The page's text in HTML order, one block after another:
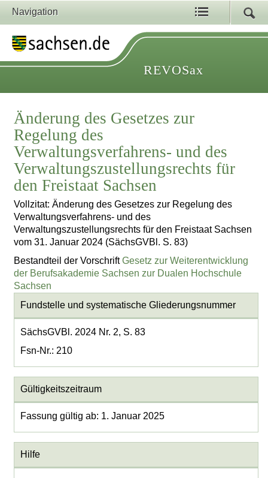
Navigation
REVOSax
Änderung des Gesetzes zur
Regelung des
Verwaltungsverfahrens- und des
Verwaltungszustellungsrechts für
den Freistaat Sachsen
Vollzitat: Änderung des Gesetzes zur Regelung des
Verwaltungsverfahrens- und des
Verwaltungszustellungsrechts für den Freistaat Sachsen
vom 31. Januar 2024 (SächsGVBl. S. 83)
Bestandteil der VorschriftGesetz zur Weiterentwicklung
der Berufsakademie Sachsen zur Dualen Hochschule
Sachsen
Fundstelle und systematische Gliederungsnummer
SächsGVBl. 2024 Nr. 2, S. 83
Fsn-Nr.: 210
Gültigkeitszeitraum
Fassung gültig ab: 1. Januar 2025
Hilfe